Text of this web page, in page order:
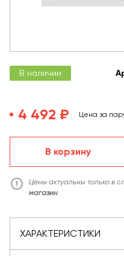
В наличии
4 492 ₽ Цена за
В корзину
Цены актуальны только в
магазин
ХАРАКТЕРИСТИКИ